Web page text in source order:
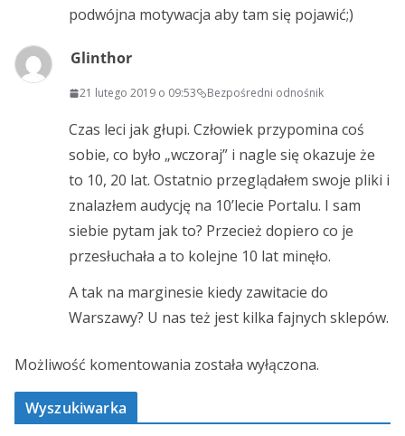
podwójna motywacja aby tam się pojawić;)
Glinthor
21 lutego 2019 o 09:53 Bezpośredni odnośnik
Czas leci jak głupi. Człowiek przypomina coś
sobie, co było „wczoraj” i nagle się okazuje że
to 10, 20 lat. Ostatnio przeglądałem swoje pliki i
znalazłem audycję na 10’lecie Portalu. I sam
siebie pytam jak to? Przecież dopiero co je
przesłuchała a to kolejne 10 lat minęło.
A tak na marginesie kiedy zawitacie do
Warszawy? U nas też jest kilka fajnych sklepów.
Możliwość komentowania została wyłączona.
Wyszukiwarka